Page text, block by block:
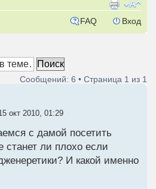
FAQ Вход
Сообщений: 6 • Страница 1 из 1
окт 2010, 01:29
с дамой посетить
станет ли плохо если
И какой именно